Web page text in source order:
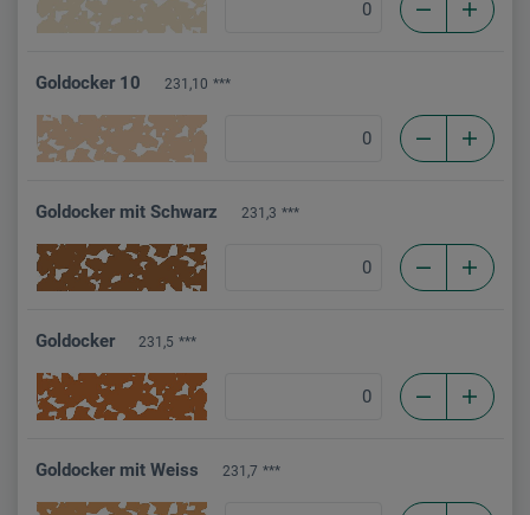
Goldocker 10 231,10 ***
Goldocker mit Schwarz 231,3 ***
Goldocker 231,5 ***
Goldocker mit Weiss 231,7 ***